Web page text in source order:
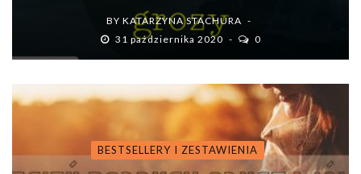
BY KATARZYNA STACHURA
31 października 2020
0
BESTSELLERY I ZESTAWIENIA